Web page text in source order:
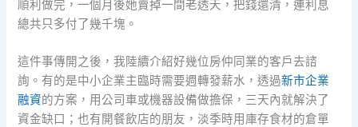
順利做完，一個月後她賣掉一間老透天，把錢還清，連利息
總共只多付了幾千塊。
這件事傳開之後，我陸續介紹好幾位房仲同業的客戶去諮
詢。有的是中小企業主臨時需要週轉發薪水，透過新市企業
融資的方案，用公司車或機器設備做擔保，三天內就解決了
資金缺口；也有開餐飲店的朋友，淡季時用庫存食材的倉單